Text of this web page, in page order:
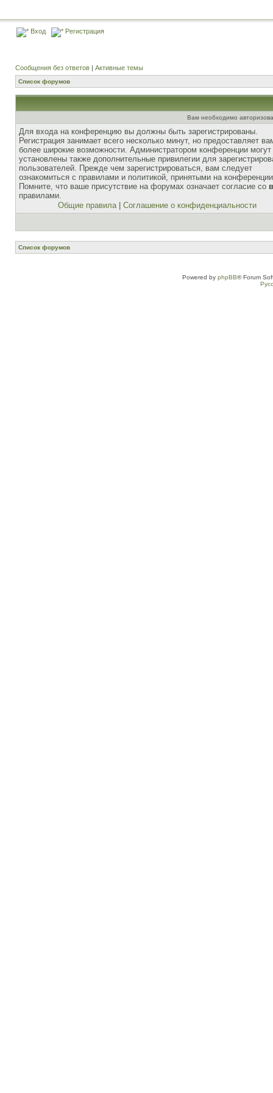
Вход Регистрация
Сообщения без ответов | Активные темы
Список форумов
Вам необходимо
Для входа на конференцию вы должны быть зарегистрированы.
Регистрация занимает всего несколько минут, но предоставляет
более широкие возможности. Администратором конференции
установлены также дополнительные привилегии для
пользователей. Прежде чем зарегистрироваться, вам следует
ознакомиться с правилами и политикой, принятыми на
Помните, что ваше присутствие на форумах означает согласие со
правилами.
Общие правила| Соглашение о конфиденциальности
Список форумов
Powered by phpBB® Forum